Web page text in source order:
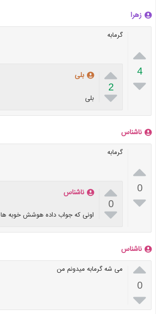
زهرا

4

گرمابه

2

بلی
بلی
ناشناس

0

گرمابه

0

ناشناس
اونی که جواب داده هوشش خوبه ها
ناشناس

0

می شه گرمابه میدونم من